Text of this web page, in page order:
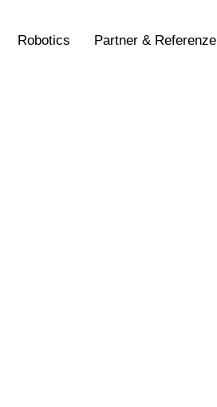
Robotics Partner &